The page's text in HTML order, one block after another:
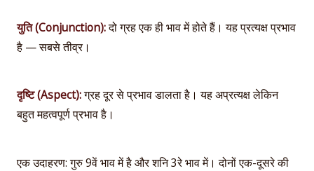
युति (Conjunction):दो ग्रह एक ही भाव में होते हैं। यह प्रत्यक्ष प्रभाव
है — सबसे तीव्र।
दृष्टि (Aspect):ग्रह दूर से प्रभाव डालता है। यह अप्रत्यक्ष लेकिन
बहुत महत्वपूर्ण प्रभाव है।
एक उदाहरण: गुरु 9वें भाव में है और शनि 3रे भाव में। दोनों एक-दूसरे की